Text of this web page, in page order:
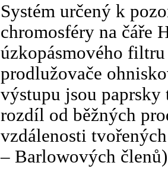
Systém určený k
chromosféry na čáře
úzkopásmového
prodlužovače
výstupu jsou paprsky
rozdíl od běžných
vzdálenosti
– Barlowových